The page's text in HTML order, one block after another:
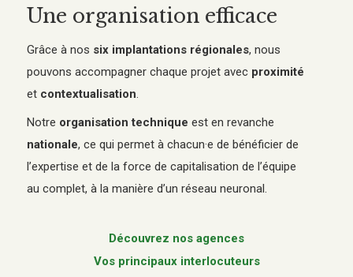
Découvrez nos agences
Vos principaux interlocuteurs
Une organisation efficace
Grâce à nos six implantations régionales, nous
pouvons accompagner chaque projet avec proximité
et contextualisation.
Notre organisation technique est en revanche
nationale, ce qui permet à chacun·e de bénéficier de
l’expertise et de la force de capitalisation de l’équipe
au complet, à la manière d’un réseau neuronal.